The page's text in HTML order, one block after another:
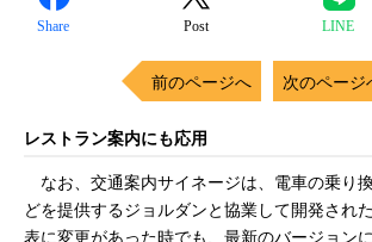
Share Post LINE
前のページへ 次のページ
レストラン案内にも応用
なお、交通案内サイネージは、電車の乗り
どを提供するジョルダンと協業して開発され
表に変更があった時でも、最新のバージョン